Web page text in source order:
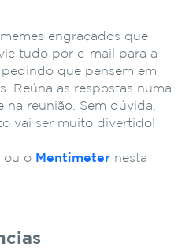
engraçados que
tudo por e-mail para a
que pensem em
Reúna as respostas numa
na reunião. Sem dúvida,
vai ser muito divertido!
ou o Mentimeter nesta